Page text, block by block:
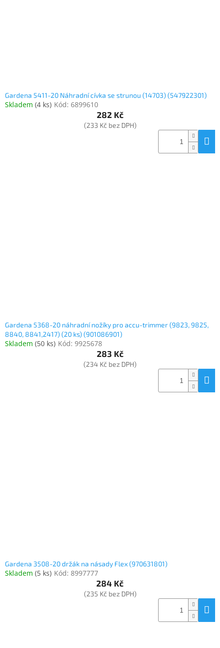
Gardena 5411-20 Náhradní cívka se strunou (14703) (547922301)
Skladem (4 ks) Kód: 6899610
282 Kč
(233 Kč bez DPH)
Gardena 5368-20 náhradní nožíky pro accu-trimmer (9823, 9825,
8840, 8841,2417) (20 ks) (901086901)
Skladem (50 ks) Kód: 9925678
283 Kč
(234 Kč bez DPH)
Gardena 3508-20 držák na násady Flex (970631801)
Skladem (5 ks) Kód: 8997777
284 Kč
(235 Kč bez DPH)